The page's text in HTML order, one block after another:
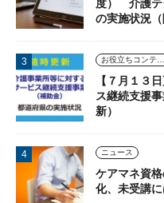
度） 介護テ
の実施状況（
お役立ちコンテンツ
【７月１３
ス継続支援
新）
ニュース
ケアマネ資
化、未受講